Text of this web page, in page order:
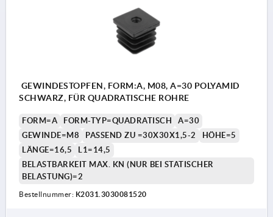
GEWINDESTOPFEN, FORM:A, M08, A=30 POLYAMID
SCHWARZ, FÜR QUADRATISCHE ROHRE
FORM=A FORM-TYP=QUADRATISCH
A=30
GEWINDE=M8
PASSEND ZU =30X30X1,5-2
HÖHE=5
LÄNGE=16,5
L1=14,5
BELASTBARKEIT MAX. KN (NUR BEI STATISCHER
BELASTUNG)=2
Bestellnummer: K2031.3030081520